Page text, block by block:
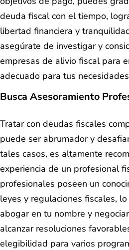
deuda fiscal con el tiempo,
libertad financiera y
asegúrate de investigar y
empresas de alivio fiscal para
adecuado para tus
Busca Asesoramiento
Tratar con deudas fiscales
puede ser abrumador y
tales casos, es altamente
experiencia de un profesional
profesionales poseen un
leyes y regulaciones fiscales,
abogar en tu nombre y
alcanzar resoluciones
elegibilidad para varios